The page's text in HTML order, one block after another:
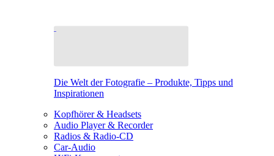
Die Welt der Fotografie – Produkte, Tipps und
Inspirationen
Kopfhörer & Headsets
Audio Player & Recorder
Radios & Radio-CD
Car-Audio